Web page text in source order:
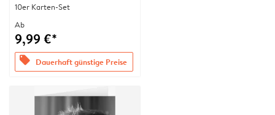
10er Karten-Set
Ab
9,99 €*
offers Dauerhaft günstige Preise